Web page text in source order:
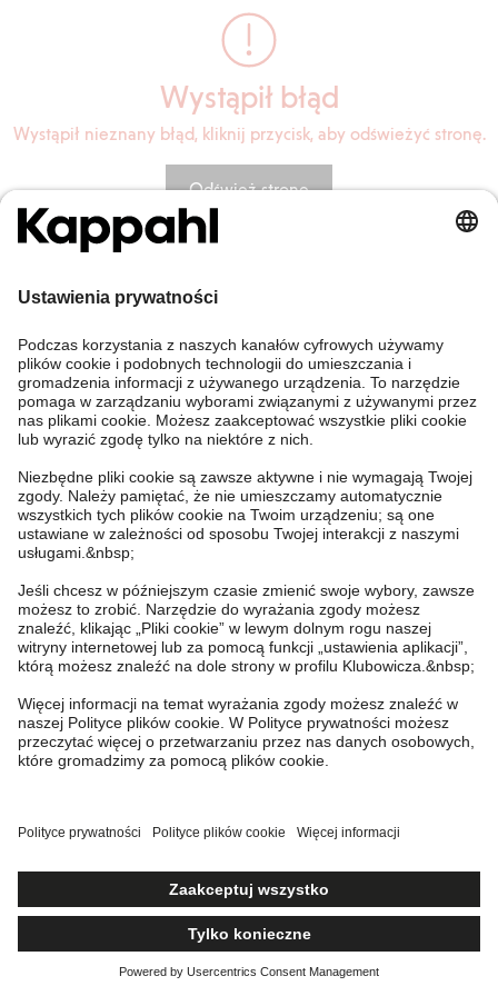
Wystąpił błąd
Wystąpił nieznany błąd, kliknij przycisk, aby odświeżyć stronę.
Odśwież stronę